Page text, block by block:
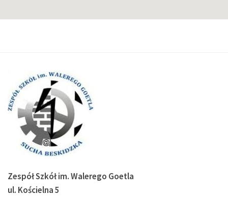
Zespół Szkół im. Walerego Goetla
ul. Kościelna 5